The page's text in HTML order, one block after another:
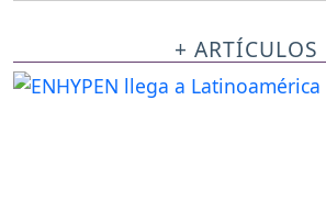
+ ARTÍCULOS